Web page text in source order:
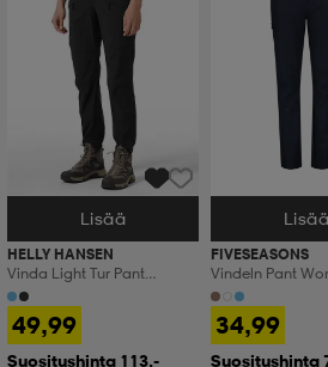
Valitse Koko
Lisää
HELLY HANSEN
Vinda Light Tur Pant
Women
49,99
Suositushinta 113,-
Valitse Koko
FIVESEASONS
Vindeln Pant
34,99
Suositushinta